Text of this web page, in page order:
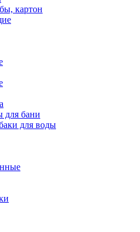
картон
для бани
для воды